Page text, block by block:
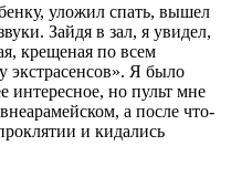
уложил спать, вышел
Зайдя в зал, я увидел,
крещеная по всем
экстрасенсов». Я было
интересное, но пульт мне
а после что-
и кидались